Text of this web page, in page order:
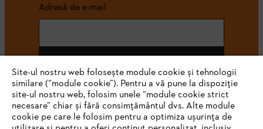
Adresă de e-mail
#STIHL
Site-ul nostru web folosește module cookie și tehnologii
similare (“module cookie”). Pentru a vă pune la dispoziție
site-ul nostru web, folosim unele “module cookie strict
necesare” chiar și fără consimțământul dvs. Alte module
cookie pe care le folosim pentru a optimiza ușurința de